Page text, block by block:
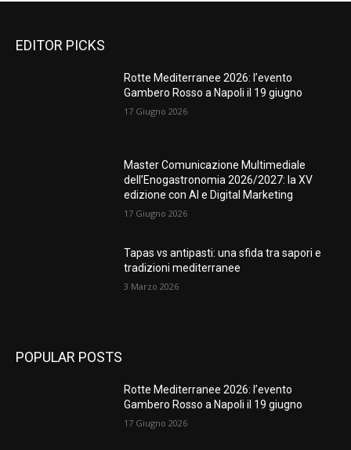
EDITOR PICKS
Rotte Mediterranee 2026: l’evento
Gambero Rosso a Napoli il 19 giugno
17 Giugno 2026
Master Comunicazione Multimediale
dell’Enogastronomia 2026/2027: la XV
edizione con AI e Digital Marketing
17 Giugno 2026
Tapas vs antipasti: una sfida tra sapori e
tradizioni mediterranee
3 Marzo 2026
POPULAR POSTS
Rotte Mediterranee 2026: l’evento
Gambero Rosso a Napoli il 19 giugno
17 Giugno 2026